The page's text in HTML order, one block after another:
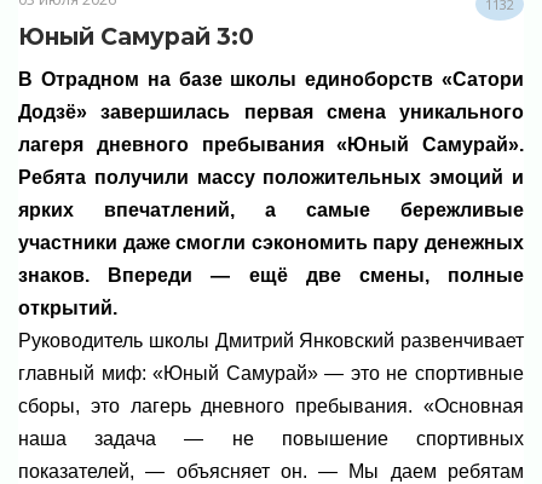
1132
Юный Самурай 3:0
В Отрадном на базе школы единоборств «Сатори
Додзё» завершилась первая смена уникального
лагеря дневного пребывания «Юный Самурай».
Ребята получили массу положительных эмоций и
ярких впечатлений, а самые бережливые
участники даже смогли сэкономить пару денежных
знаков. Впереди — ещё две смены, полные
открытий.
Руководитель школы Дмитрий Янковский развенчивает
главный миф: «Юный Самурай» — это не спортивные
сборы, это лагерь дневного пребывания. «Основная
наша задача — не повышение спортивных
показателей, — объясняет он. — Мы даем ребятам